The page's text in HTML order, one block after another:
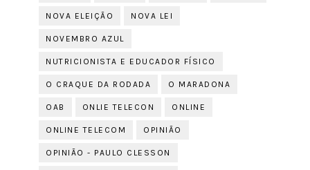
NOVA ELEIÇÃO NOVA LEI
NOVEMBRO AZUL
NUTRICIONISTA E EDUCADOR FÍSICO
O CRAQUE DA RODADA O MARADONA
OAB ONLIE TELECON ONLINE
ONLINE TELECOM OPINIÃO
OPINIÃO - PAULO CLESSON